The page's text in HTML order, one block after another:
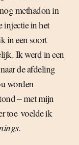
methadon in
injectie in het
in een soort
Ik werd in een
de afdeling
worden
– met mijn
toe  voelde ik
.